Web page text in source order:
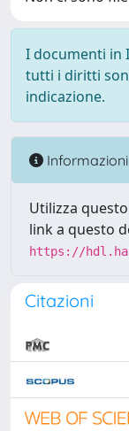
I documenti in
tutti i diritti
indicazione.
Informazioni
Utilizza
link a questo
https://
Citazioni